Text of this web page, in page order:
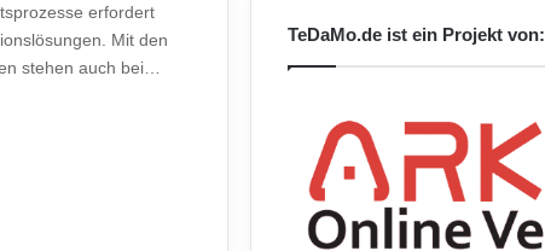
erfordert
Mit den
stehen auch bei…
TeDaMo.de ist ein Projekt von: